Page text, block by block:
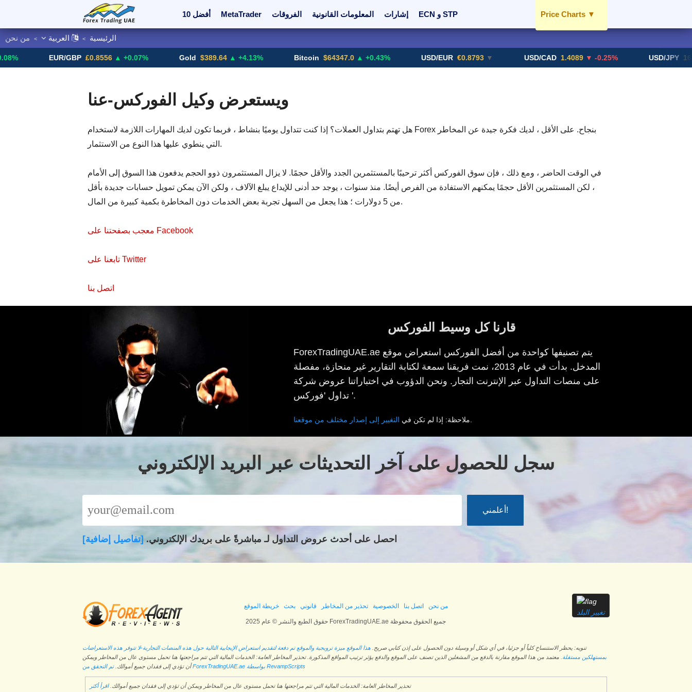
أفضل 10 MetaTrader الفروقات المعلومات القانونية إشارات ECN و STP Price Charts ▼
USD / AED
EUR / AED
الرئيسية > العربية > من نحن
EUR/GBP £0.8556 ▲ +0.07% Gold $389.64 ▲ +4.13% Bitcoin $64347.0 ▲ +0.43% USD/EUR €0.8793 ▼ USD/CAD 1.4089 ▼ -0.25% USD/JPY
ويستعرض وكيل الفوركس-عنا
هل تهتم بتداول العملات؟ إذا كنت تتداول يوميًا بنشاط ، فربما تكون لديك المهارات اللازمة لاستخدام Forex بنجاح. على الأقل ، لديك فكرة جيدة عن المخاطر
التي ينطوي عليها هذا النوع من الاستثمار.
في الوقت الحاضر ، ومع ذلك ، فإن سوق الفوركس أكثر ترحيبًا بالمستثمرين الجدد والأقل حجمًا. لا يزال المستثمرون ذوو الحجم يدفعون هذا السوق إلى الأمام
، لكن المستثمرين الأقل حجمًا يمكنهم الاستفادة من الفرص أيضًا. منذ سنوات ، يوجد حد أدنى للإيداع يبلغ الآلاف ، ولكن الآن يمكن تمويل حسابات جديدة بأقل
من 5 دولارات ؛ هذا يجعل من السهل تجربة بعض الخدمات دون المخاطرة بكمية كبيرة من المال.
معجب بصفحتنا على Facebook
تابعنا على Twitter
اتصل بنا
قارنا كل وسيط الفوركس
ForexTradingUAE.ae يتم تصنيفها كواحدة من أفضل الفوركس استعراض موقع
المدخل. بدأت في عام 2013، نمت فريقنا سمعة لكتابة التقارير غير منحازة، مفصلة
على منصات التداول عبر الإنترنت التجار. ونحن الدؤوب في اختباراتنا عروض شركة
تداول 'فوركس '.
ملاحظة: إذا لم تكن في التغيير إلى إصدار مختلف من موقعنا
سجل للحصول على آخر التحديثات عبر البريد الإلكتروني
احصل على أحدث عروض التداول لـ مباشرةً على بريدك الإلكتروني. [تفاصيل إضافية]
تغيير البلد
من نحن اتصل بنا الخصوصية تحذير من المخاطر قانوني بحث خريطة الموقع
حقوق الطبع والنشر © عام 2025 ForexTradingUAE.ae جميع الحقوق محفوظة
تنويه: يحظر الاستنساخ كلياً أو جزئيا، في أي شكل أو وسيلة دون الحصول على إذن كتابي صريح. هذا الموقع ميزة ترويجية والموقع تم دفعة لتقديم استعراض الإيجابية التالية حول هذه المنصات التجارية-لا تتوفر هذه الاستعراضات
بمستهلكين مستقلة. معتمد من هذا الموقع مقارنة بالدفع من المشغلين الذين تصنف على الموقع والدفع يؤثر ترتيب المواقع المذكورة. تحذير المخاطر العامة: الخدمات المالية التي تتم مراجعتها هنا تحمل مستوى عال من المخاطر ويمكن
أن تؤدي إلى فقدان جميع أموالك.
تم التحقق من ForexTradingUAE.ae بواسطة RevampScripts
تحذير المخاطر العامة: الخدمات المالية التي تتم مراجعتها هنا تحمل مستوى عال من المخاطر ويمكن أن تؤدي إلى فقدان جميع أموالك.اقرأ أكثر